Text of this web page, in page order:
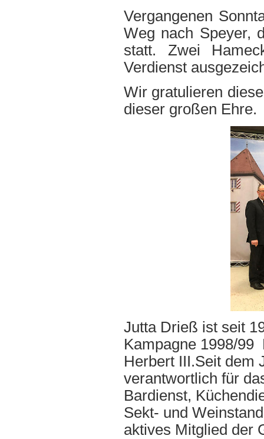
Vergangenen
Weg nach Speyer,
statt. Zwei
Verdienst
Wir gratulieren
dieser großen Ehre.
Jutta Drieß ist seit
Kampagne 1998/99
Herbert III.Seit dem
verantwortlich für
Bardienst,
Sekt- und
aktives Mitglied der